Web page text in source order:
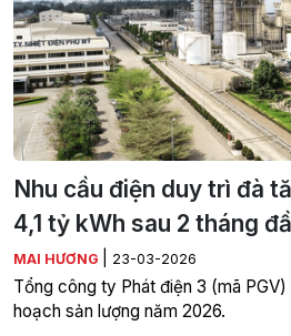
Nhu cầu điện duy trì đà
4,1 tỷ kWh sau 2 tháng
MAI HƯƠNG 23-03-2026
Tổng công ty Phát điện 3 (mã PGV)
hoạch sản lượng năm 2026.